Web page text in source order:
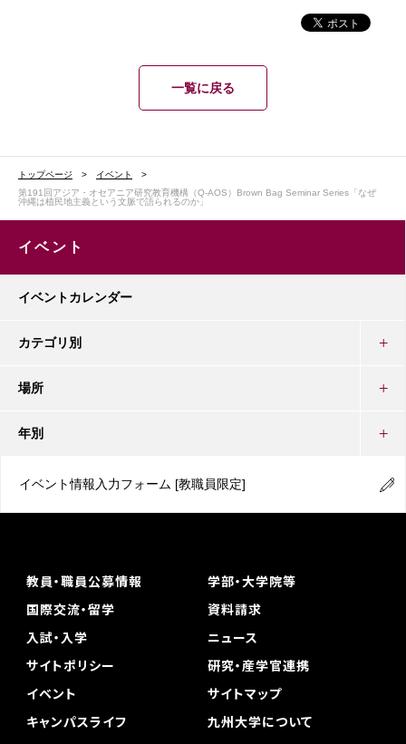
一覧に戻る
トップページ
イベント
第191回アジア・オセアニア研究教育機構（Q-AOS）Brown Bag Seminar Series「なぜ
沖縄は植民地主義という文脈で語られるのか」
イベント
イベントカレンダー
カテゴリ別
場所
年別
イベント情報入力フォーム [教職員限定]
教員・職員公募情報
学部・大学院等
国際交流・留学
資料請求
入試・入学
ニュース
サイトポリシー
研究・産学官連携
イベント
サイトマップ
キャンパスライフ
九州大学について